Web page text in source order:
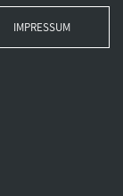
IMPRESSUM